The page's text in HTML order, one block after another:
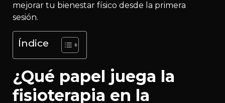
mejorar tu bienestar físico desde la primera
sesión.
Índice
¿Qué papel juega la
fisioterapia en la